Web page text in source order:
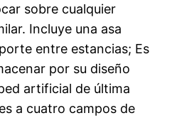
sobre cualquier
Incluye una asa
entre estancias; Es
por su diseño
artificial de última
a cuatro campos de